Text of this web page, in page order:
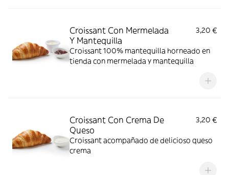
Croissant Con Mermelada
Y Mantequilla
3,20 €
Croissant 100% mantequilla horneado en
tienda con mermelada y mantequilla
Croissant Con Crema De
Queso
3,20 €
Croissant acompañado de delicioso queso
crema